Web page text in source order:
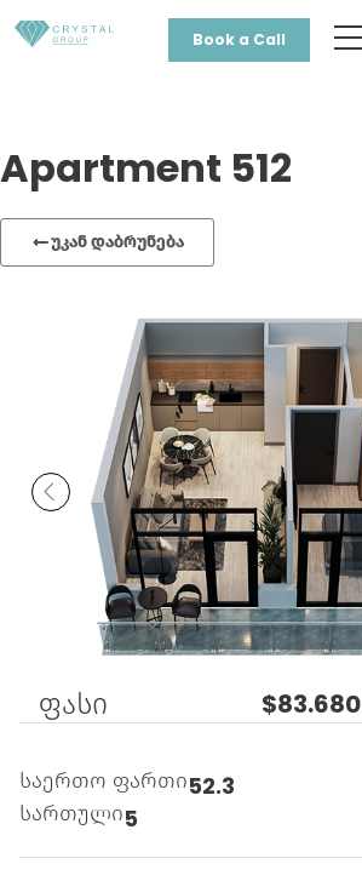
Book a Call
Apartment 512
უკან დაბრუნება
ფასი $83.680
საერთო ფართი52.3
სართული5